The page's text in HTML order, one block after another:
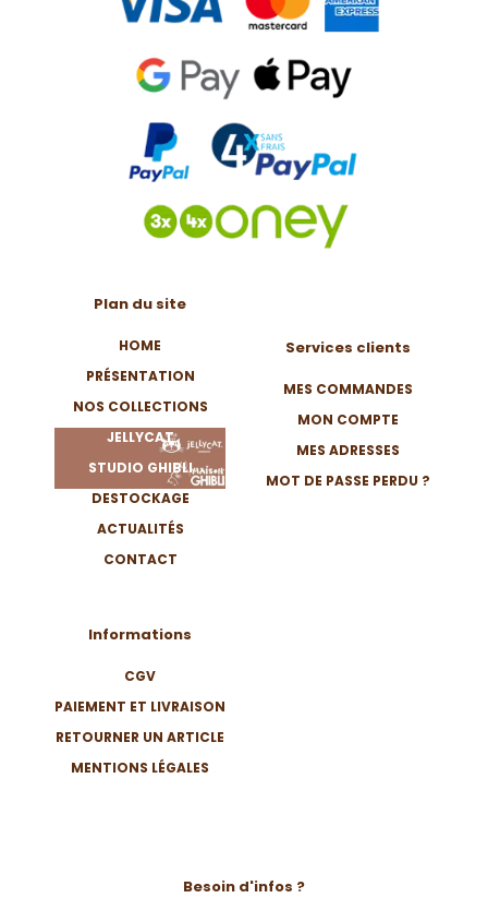
Plan du site
HOME
PRÉSENTATION
NOS COLLECTIONS
JELLYCAT
STUDIO GHIBLI
DESTOCKAGE
ACTUALITÉS
CONTACT
Informations
CGV
PAIEMENT ET LIVRAISON
RETOURNER UN ARTICLE
MENTIONS LÉGALES
Services clients
MES COMMANDES
MON COMPTE
MES ADRESSES
MOT DE PASSE PERDU ?
Besoin d'infos ?